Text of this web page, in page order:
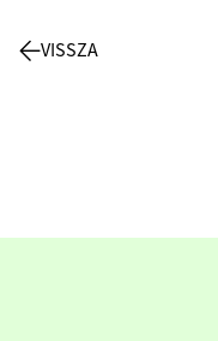
VISSZA